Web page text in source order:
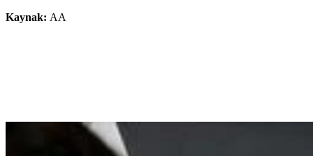
Kaynak: AA